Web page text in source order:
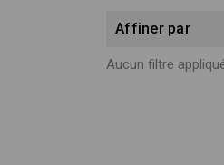
Affiner par
Aucun filtre